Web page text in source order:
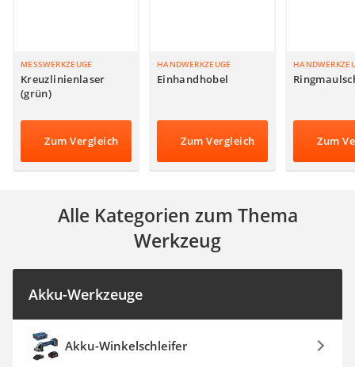
Einhandhobel
MESSWERKZEUGE
Kreuzlinienlaser
(grün)
Zum Vergleich
HANDWERKZEUGE
Einhandhobel
Zum Vergleich Zum
Alle Kategorien zum Thema
Werkzeug
Akku-Werkzeuge
Akku-Winkelschleifer